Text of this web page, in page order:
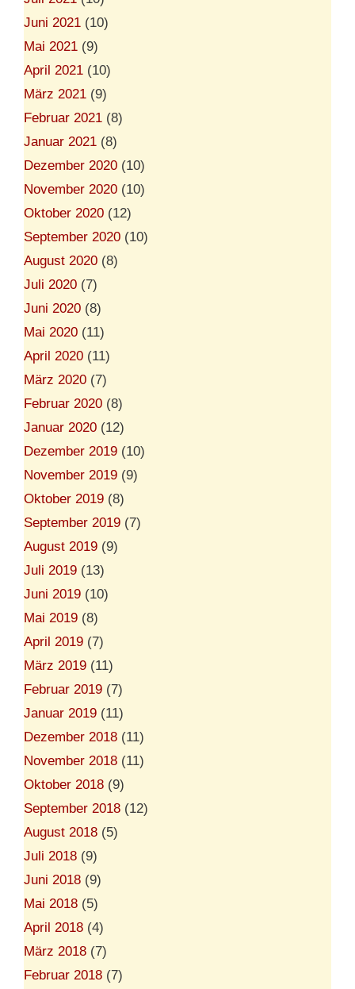
Juni 2021 (10)
Mai 2021 (9)
April 2021 (10)
März 2021 (9)
Februar 2021 (8)
Januar 2021 (8)
Dezember 2020 (10)
November 2020 (10)
Oktober 2020 (12)
September 2020 (10)
August 2020 (8)
Juli 2020 (7)
Juni 2020 (8)
Mai 2020 (11)
April 2020 (11)
März 2020 (7)
Februar 2020 (8)
Januar 2020 (12)
Dezember 2019 (10)
November 2019 (9)
Oktober 2019 (8)
September 2019 (7)
August 2019 (9)
Juli 2019 (13)
Juni 2019 (10)
Mai 2019 (8)
April 2019 (7)
März 2019 (11)
Februar 2019 (7)
Januar 2019 (11)
Dezember 2018 (11)
November 2018 (11)
Oktober 2018 (9)
September 2018 (12)
August 2018 (5)
Juli 2018 (9)
Juni 2018 (9)
Mai 2018 (5)
April 2018 (4)
März 2018 (7)
Februar 2018 (7)